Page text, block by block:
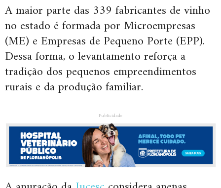
A maior parte das 339 fabricantes de vinho
no estado é formada por Microempresas
(ME) e Empresas de Pequeno Porte (EPP).
Dessa forma, o levantamento reforça a
tradição dos pequenos empreendimentos
rurais e da produção familiar.
Publicidade